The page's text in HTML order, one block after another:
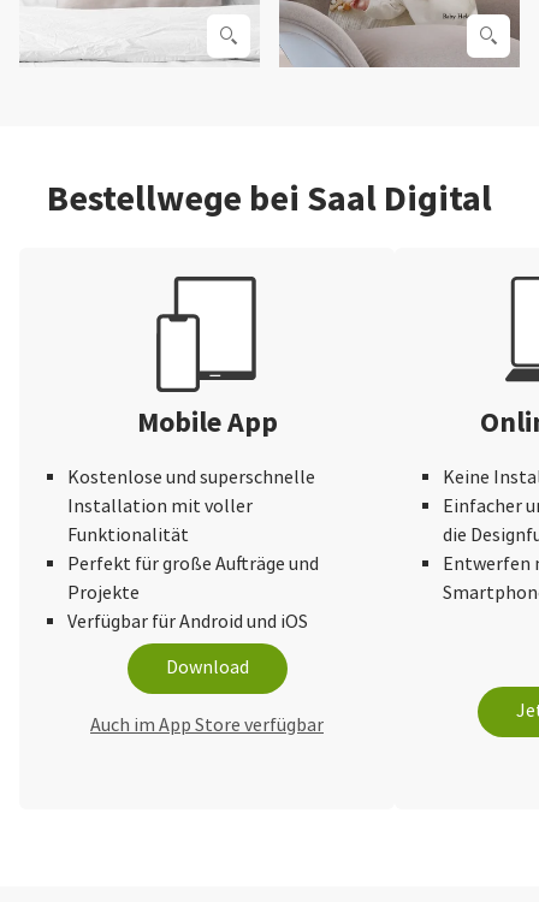
Bestellwege bei Saal Digital
Mobile App
Kostenlose und superschnelle
Installation mit voller
Funktionalität
Perfekt für große Aufträge und
Projekte
Verfügbar für Android und iOS
Download
Auch im App Store verfügbar
Keine
Einfacher
die
Entwerfen